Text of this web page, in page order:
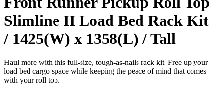
Slimline II Load Bed Rack Kit
/ 1425(W) x 1358(L) / Tall
Haul more with this full-size, tough-as-nails rack kit. Free up your
load bed cargo space while keeping the peace of mind that comes
with your roll top.